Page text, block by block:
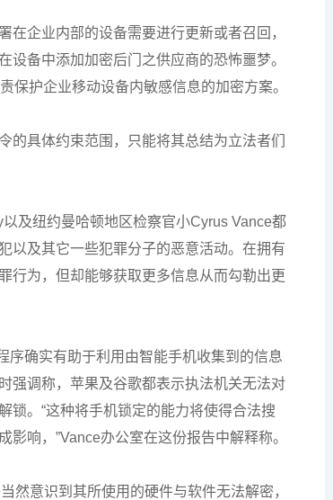
企业内部的设备需要进行更新或者召回，
备中添加加密后门之供应商的恐怖噩梦。
保护企业移动设备内敏感信息的加密方案。
的具体约束范围，只能将其总结为立法者们
及纽约曼哈顿地区检察官小Cyrus Vance都
以及其它一些犯罪分子的恶意活动。在拥有
行为，但却能够获取更多信息从而勾勒出更
序确实有助于利用由智能手机收集到的信息
强调称，苹果及谷歌都表示执法机关无法对
。“这种将手机锁定的能力将使得合法搜
响，”Vance办公室在这份报告中解释称。
然意识到其所使用的硬件与软件无法解密，